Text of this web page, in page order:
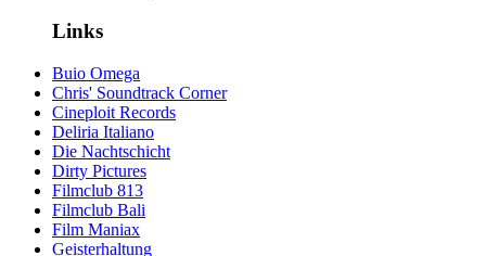
Links
Buio Omega
Chris' Soundtrack Corner
Cineploit Records
Deliria Italiano
Die Nachtschicht
Dirty Pictures
Filmclub 813
Filmclub Bali
Film Maniax
Geisterhaltung